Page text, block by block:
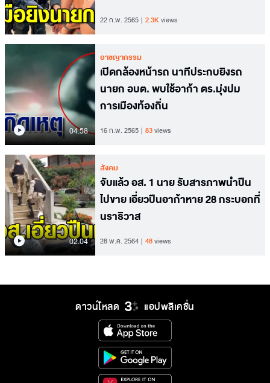
22 ก.พ. 2565 2.3Kviews
04.58
อาชญากรรม
เปิดกล้องหน้ารถ นาทีประกบยิงรถ
นายก อบต. พบใช้อาก้า ตร.มุ่งปม
การเมืองท้องถิ่น
16 ก.พ. 2565 83views
02.04
สังคม
จับแล้ว อส. 1 นาย รับสารภาพนำปืน
ไปขาย เอี่ยวปืนอาก้าหาย 28 กระบอกที่
นราธิวาส
28 พ.ค. 2564 48views
ดาวน์โหลด แอปพลิเคชั่น